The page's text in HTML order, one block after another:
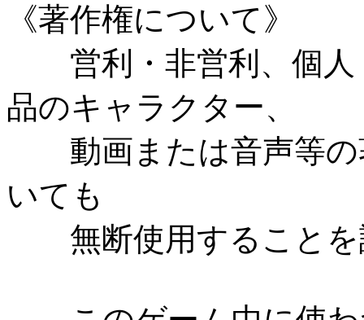
《著作権について》
営利・非営利、個人
品のキャラクター、
動画または音声等の
いても
無断使用することを